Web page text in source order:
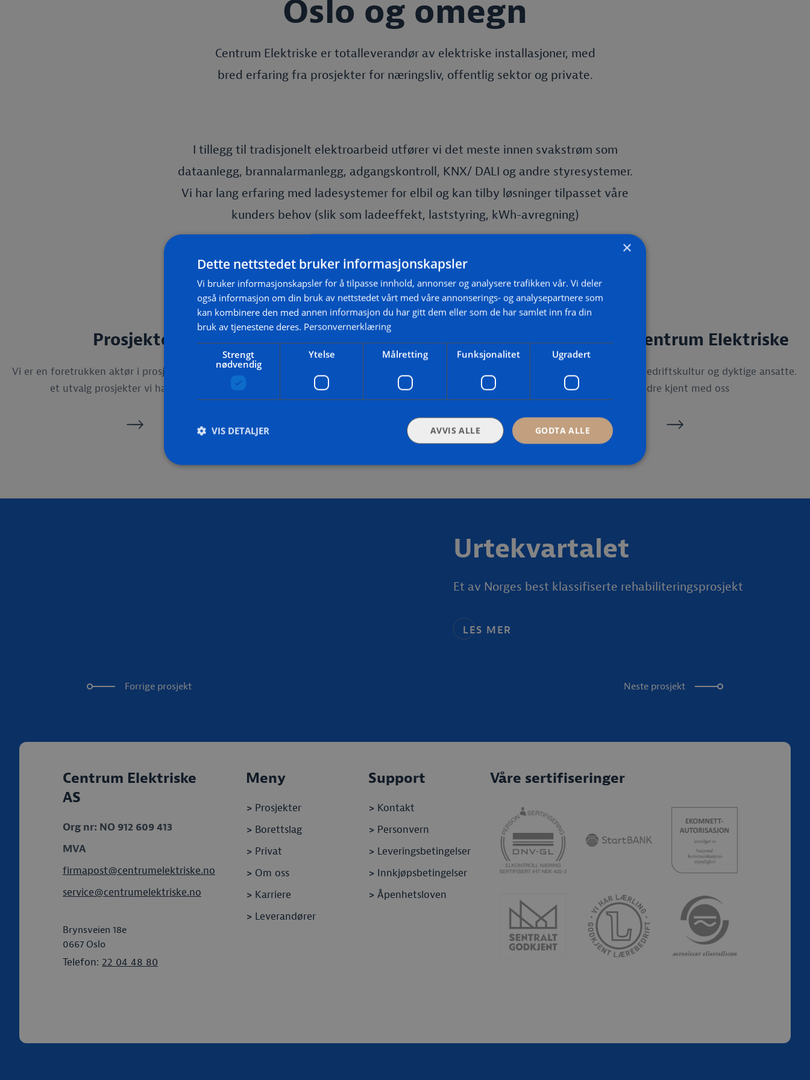
Oslo og omegn
Centrum Elektriske er totalleverandør av elektriske installasjoner, med
bred erfaring fra prosjekter for næringsliv, offentlig sektor og private.
I tillegg til tradisjonelt elektroarbeid utfører vi det meste innen svakstrøm som
dataanlegg, brannalarmanlegg, adgangskontroll, KNX/ DALI og andre styresystemer.
Vi har lang erfaring med ladesystemer for elbil og kan tilby løsninger tilpasset våre
kunders behov (slik som ladeeffekt, laststyring, kWh-avregning)
Prosjekter
Vi er en foretrukken aktør i prosjektmarkedet. Her er
et utvalg prosjekter vi har jobbet på.
Næring
anlegg for nærings- og eiendomsbygg. Her finner du
Dette er Centrum Elektriske
Lang erfaring, god bedriftskultur og dyktige ansatte.
Bli bedre kjent med oss
Urtekvartalet
Et av Norges best klassifiserte rehabiliteringsprosjekt
LES MER
Forrige prosjekt Neste prosjekt
Centrum Elektriske
AS
Org nr: NO 912 609 413
MVA
firmapost@centrumelektriske.no
service@centrumelektriske.no
Brynsveien 18e
0667 Oslo
Telefon: 22 04 48 80
Meny
> Prosjekter
> Borettslag
> Privat
> Om oss
> Karriere
> Leverandører
Support
> Kontakt
> Personvern
> Leveringsbetingelser
> Innkjøpsbetingelser
> Åpenhetsloven
Våre sertifiseringer
×
Dette nettstedet bruker informasjonskapsler
Vi bruker informasjonskapsler for å tilpasse innhold, annonser og analysere trafikken vår. Vi deler
også informasjon om din bruk av nettstedet vårt med våre annonserings- og analysepartnere som
kan kombinere den med annen informasjon du har gitt dem eller som de har samlet inn fra din
bruk av tjenestene deres. Personvernerklæring
Strengt
nødvendig
Ytelse Målretting Funksjonalitet Ugradert
GODTA ALLE
AVVIS ALLE
VIS DETALJER